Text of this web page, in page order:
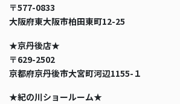
〒577-0833
大阪府東大阪市柏田東町12-25
★京丹後店★
〒629-2502
京都府京丹後市大宮町河辺1155-１
★紀の川ショールーム★